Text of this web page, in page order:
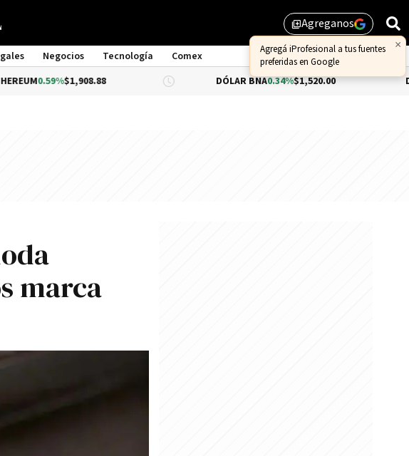
library_addAgreganos
Negocios Tecnología
Comex
$1,908.88 DÓLAR BNA 0.34%$1,520.00 DÓLAR BLUE
marca